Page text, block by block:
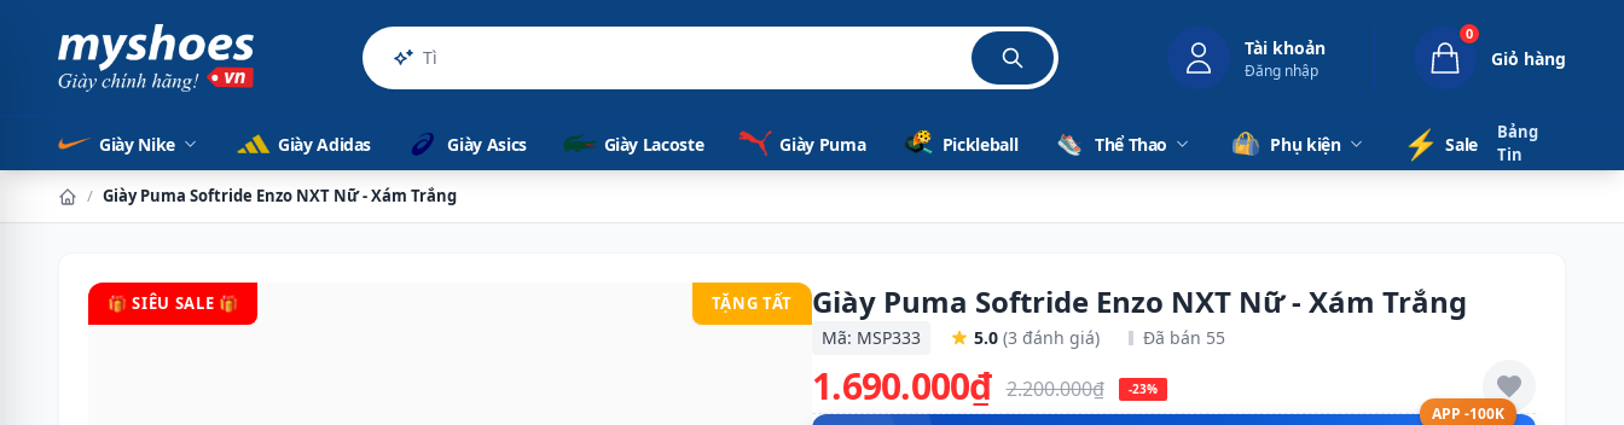
Sản phẩm ch Tài khoản
Đăng nhập
0
Giỏ hàng
Giày Nike Giày Adidas Giày Asics Giày Lacoste Giày Puma Pickleball Thể Thao Phụ kiện ⚡️ Sale
Bảng
Tin
/ Giày Puma Softride Enzo NXT Nữ - Xám Trắng
🎁 SIÊU SALE 🎁 TẶNG TẤT Giày Puma Softride Enzo NXT Nữ - Xám Trắng
Mã: MSP333 5.0 (3 đánh giá) Đã bán 55
1.690.000₫ 2.200.000₫ -23%
APP -100K